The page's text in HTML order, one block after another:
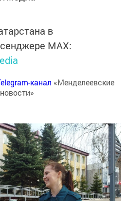
в
MАХ:
канал «Менделеевские
новости»